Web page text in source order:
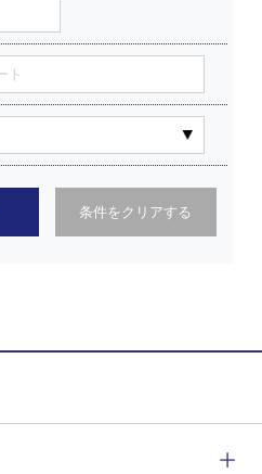
条件をクリアする